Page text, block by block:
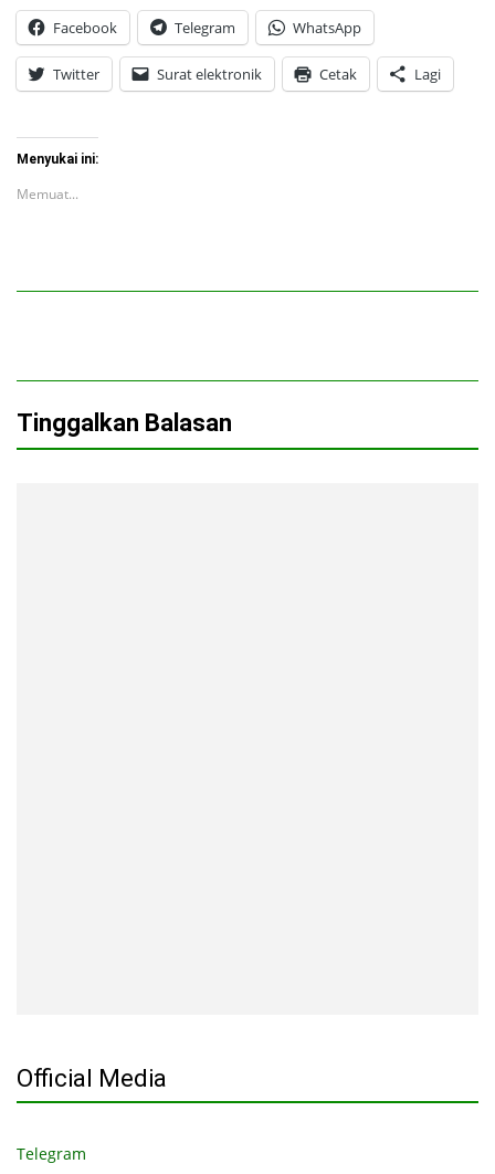
Facebook Telegram WhatsApp
Twitter Surat elektronik Cetak Lagi
Menyukai ini:
Memuat...
Tinggalkan Balasan
Official Media
Telegram